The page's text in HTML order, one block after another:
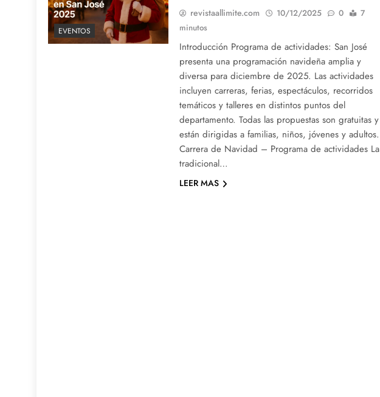
EVENTOS
revistaallimite.com 10/12/2025 0
7
minutos
Introducción Programa de actividades: San José
presenta una programación navideña amplia y
diversa para diciembre de 2025. Las actividades
incluyen carreras, ferias, espectáculos, recorridos
temáticos y talleres en distintos puntos del
departamento. Todas las propuestas son gratuitas y
están dirigidas a familias, niños, jóvenes y adultos.
Carrera de Navidad – Programa de actividades La
tradicional…
LEER MAS